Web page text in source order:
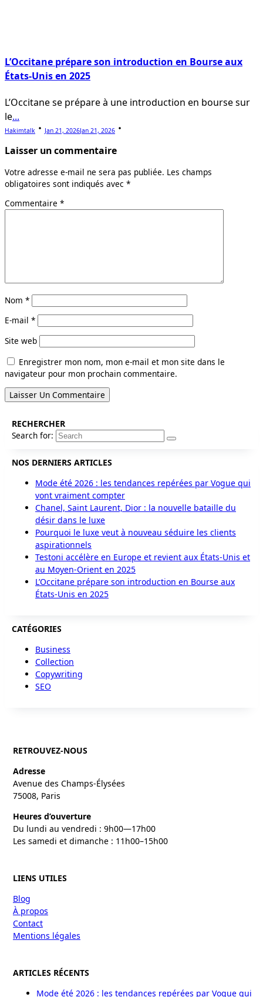
L’Occitane prépare son introduction en Bourse aux
États-Unis en 2025
L’Occitane se prépare à une introduction en bourse sur
le...
Hakimtalk Jan 21, 2026Jan 21, 2026
Laisser un commentaire
Votre adresse e-mail ne sera pas publiée. Les champs
obligatoires sont indiqués avec *
Commentaire *
Nom *
E-mail *
Site web
Enregistrer mon nom, mon e-mail et mon site dans le
navigateur pour mon prochain commentaire.
RECHERCHER
Search for:
NOS DERNIERS ARTICLES
Mode été 2026 : les tendances repérées par Vogue qui
vont vraiment compter
Chanel, Saint Laurent, Dior : la nouvelle bataille du
désir dans le luxe
Pourquoi le luxe veut à nouveau séduire les clients
aspirationnels
Testoni accélère en Europe et revient aux États-Unis et
au Moyen-Orient en 2025
L’Occitane prépare son introduction en Bourse aux
États-Unis en 2025
CATÉGORIES
Business
Collection
Copywriting
SEO
RETROUVEZ-NOUS
Adresse
Avenue des Champs-Élysées
75008, Paris
Heures d’ouverture
Du lundi au vendredi : 9h00—17h00
Les samedi et dimanche : 11h00–15h00
LIENS UTILES
Blog
À propos
Contact
Mentions légales
ARTICLES RÉCENTS
Mode été 2026 : les tendances repérées par Vogue qui